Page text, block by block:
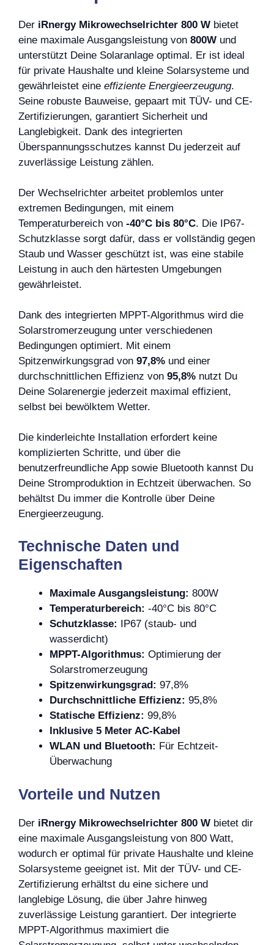
Der iRnergy Mikrowechselrichter 800 W bietet
eine maximale Ausgangsleistung von 800W und
unterstützt Deine Solaranlage optimal. Er ist ideal
für private Haushalte und kleine Solarsysteme und
gewährleistet eine effiziente Energieerzeugung.
Seine robuste Bauweise, gepaart mit TÜV- und CE-
Zertifizierungen, garantiert Sicherheit und
Langlebigkeit. Dank des integrierten
Überspannungsschutzes kannst Du jederzeit auf
zuverlässige Leistung zählen.
Der Wechselrichter arbeitet problemlos unter
extremen Bedingungen, mit einem
Temperaturbereich von -40°C bis 80°C. Die IP67-
Schutzklasse sorgt dafür, dass er vollständig gegen
Staub und Wasser geschützt ist, was eine stabile
Leistung in auch den härtesten Umgebungen
gewährleistet.
Dank des integrierten MPPT-Algorithmus wird die
Solarstromerzeugung unter verschiedenen
Bedingungen optimiert. Mit einem
Spitzenwirkungsgrad von 97,8% und einer
durchschnittlichen Effizienz von 95,8% nutzt Du
Deine Solarenergie jederzeit maximal effizient,
selbst bei bewölktem Wetter.
Die kinderleichte Installation erfordert keine
komplizierten Schritte, und über die
benutzerfreundliche App sowie Bluetooth kannst Du
Deine Stromproduktion in Echtzeit überwachen. So
behältst Du immer die Kontrolle über Deine
Energieerzeugung.
Technische Daten und
Eigenschaften
Maximale Ausgangsleistung: 800W
Temperaturbereich: -40°C bis 80°C
Schutzklasse: IP67 (staub- und
wasserdicht)
MPPT-Algorithmus: Optimierung der
Solarstromerzeugung
Spitzenwirkungsgrad: 97,8%
Durchschnittliche Effizienz: 95,8%
Statische Effizienz: 99,8%
Inklusive 5 Meter AC-Kabel
WLAN und Bluetooth: Für Echtzeit-
Überwachung
Vorteile und Nutzen
Der iRnergy Mikrowechselrichter 800 W bietet dir
eine maximale Ausgangsleistung von 800 Watt,
wodurch er optimal für private Haushalte und kleine
Solarsysteme geeignet ist. Mit der TÜV- und CE-
Zertifizierung erhältst du eine sichere und
langlebige Lösung, die über Jahre hinweg
zuverlässige Leistung garantiert. Der integrierte
MPPT-Algorithmus maximiert die